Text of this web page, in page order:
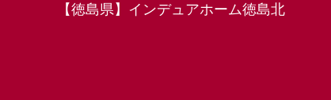
【徳島県】インデュアホーム徳島北